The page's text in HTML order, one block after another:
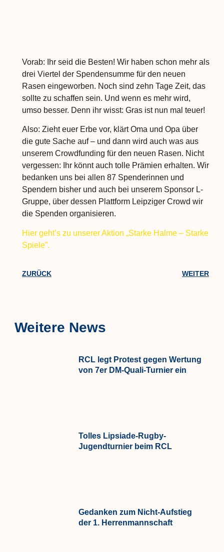
Vorab: Ihr seid die Besten! Wir haben schon mehr als
drei Viertel der Spendensumme für den neuen
Rasen eingeworben. Noch sind zehn Tage Zeit, das
sollte zu schaffen sein. Und wenn es mehr wird,
umso besser. Denn ihr wisst: Gras ist nun mal teuer!
Also: Zieht euer Erbe vor, klärt Oma und Opa über
die gute Sache auf – und dann wird auch was aus
unserem Crowdfunding für den neuen Rasen. Nicht
vergessen: Ihr könnt auch tolle Prämien erhalten. Wir
bedanken uns bei allen 87 Spenderinnen und
Spendern bisher und auch bei unserem Sponsor L-
Gruppe, über dessen Plattform Leipziger Crowd wir
die Spenden organisieren.
Hier geht’s zu unserer Aktion „Starke Halme – Starke
Spiele”.
ZURÜCK WEITER
Weitere News
RCL legt Protest gegen Wertung
von 7er DM-Quali-Turnier ein
Tolles Lipsiade-Rugby-
Jugendturnier beim RCL
Gedanken zum Nicht-Aufstieg
der 1. Herrenmannschaft